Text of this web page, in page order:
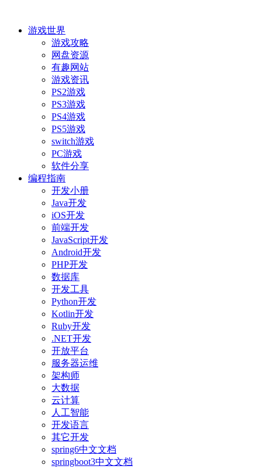
游戏世界
游戏攻略
网盘资源
有趣网站
游戏资讯
PS2游戏
PS3游戏
PS4游戏
PS5游戏
switch游戏
PC游戏
软件分享
编程指南
开发小册
Java开发
iOS开发
前端开发
JavaScript开发
Android开发
PHP开发
数据库
开发工具
Python开发
Kotlin开发
Ruby开发
.NET开发
开放平台
服务器运维
架构师
大数据
云计算
人工智能
开发语言
其它开发
spring6中文文档
springboot3中文文档